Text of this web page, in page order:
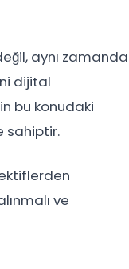
aynı zamanda
dijital
bu konudaki
sahiptir.
ve